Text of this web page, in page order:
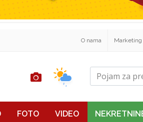
O nama Marketing
FOTO VIDEO